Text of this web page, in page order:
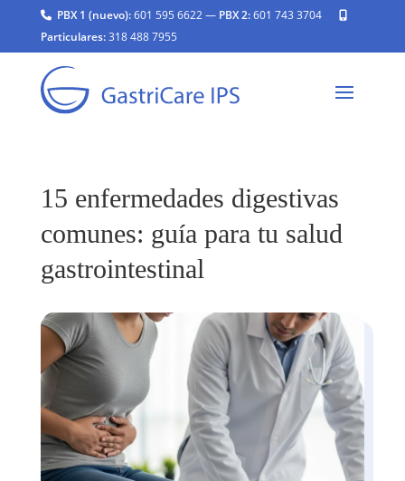
PBX 1 (nuevo):601 595 6622— PBX 2:601 743 3704
Particulares:318 488 7955
15 enfermedades digestivas
comunes: guía para tu salud
gastrointestinal